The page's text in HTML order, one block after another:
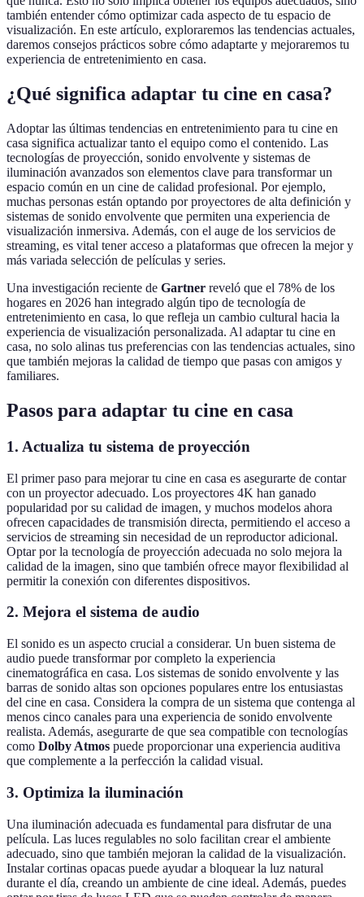
también entender cómo optimizar cada aspecto de tu espacio de
visualización. En este artículo, exploraremos las tendencias actuales,
daremos consejos prácticos sobre cómo adaptarte y mejoraremos tu
experiencia de entretenimiento en casa.
¿Qué significa adaptar tu cine en casa?
Adoptar las últimas tendencias en entretenimiento para tu cine en
casa significa actualizar tanto el equipo como el contenido. Las
tecnologías de proyección, sonido envolvente y sistemas de
iluminación avanzados son elementos clave para transformar un
espacio común en un cine de calidad profesional. Por ejemplo,
muchas personas están optando por proyectores de alta definición y
sistemas de sonido envolvente que permiten una experiencia de
visualización inmersiva. Además, con el auge de los servicios de
streaming, es vital tener acceso a plataformas que ofrecen la mejor y
más variada selección de películas y series.
Una investigación reciente de Gartner reveló que el 78% de los
hogares en 2026 han integrado algún tipo de tecnología de
entretenimiento en casa, lo que refleja un cambio cultural hacia la
experiencia de visualización personalizada. Al adaptar tu cine en
casa, no solo alinas tus preferencias con las tendencias actuales, sino
que también mejoras la calidad de tiempo que pasas con amigos y
familiares.
Pasos para adaptar tu cine en casa
1. Actualiza tu sistema de proyección
El primer paso para mejorar tu cine en casa es asegurarte de contar
con un proyector adecuado. Los proyectores 4K han ganado
popularidad por su calidad de imagen, y muchos modelos ahora
ofrecen capacidades de transmisión directa, permitiendo el acceso a
servicios de streaming sin necesidad de un reproductor adicional.
Optar por la tecnología de proyección adecuada no solo mejora la
calidad de la imagen, sino que también ofrece mayor flexibilidad al
permitir la conexión con diferentes dispositivos.
2. Mejora el sistema de audio
El sonido es un aspecto crucial a considerar. Un buen sistema de
audio puede transformar por completo la experiencia
cinematográfica en casa. Los sistemas de sonido envolvente y las
barras de sonido altas son opciones populares entre los entusiastas
del cine en casa. Considera la compra de un sistema que contenga al
menos cinco canales para una experiencia de sonido envolvente
realista. Además, asegurarte de que sea compatible con tecnologías
como Dolby Atmos puede proporcionar una experiencia auditiva
que complemente a la perfección la calidad visual.
3. Optimiza la iluminación
Una iluminación adecuada es fundamental para disfrutar de una
película. Las luces regulables no solo facilitan crear el ambiente
adecuado, sino que también mejoran la calidad de la visualización.
Instalar cortinas opacas puede ayudar a bloquear la luz natural
durante el día, creando un ambiente de cine ideal. Además, puedes